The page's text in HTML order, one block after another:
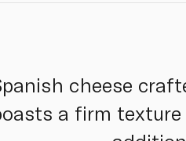
cheese
a firm